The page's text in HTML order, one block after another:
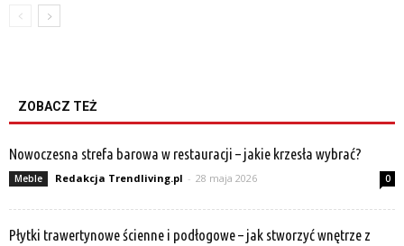
ZOBACZ TEŻ
Nowoczesna strefa barowa w restauracji – jakie krzesła wybrać?
Meble Redakcja Trendliving.pl - 28 maja 2026 0
Płytki trawertynowe ścienne i podłogowe – jak stworzyć wnętrze z